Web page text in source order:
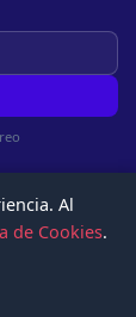
reservados.
Al
de Cookies.